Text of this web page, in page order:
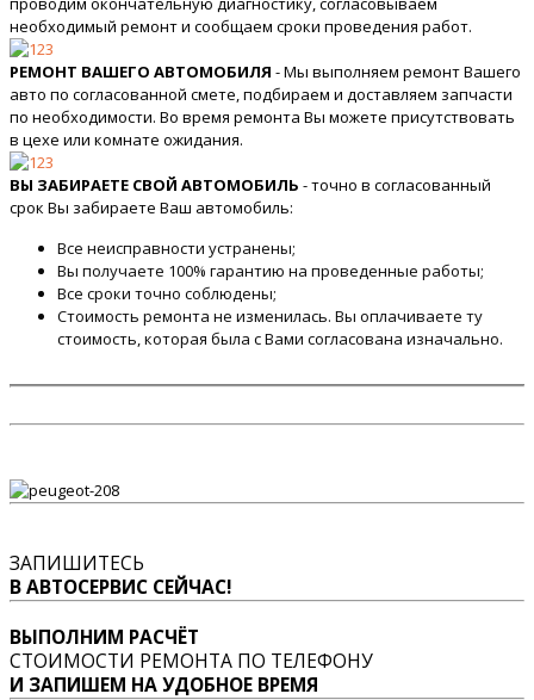
необходимый ремонт и сообщаем сроки проведения работ.
РЕМОНТ ВАШЕГО АВТОМОБИЛЯ - Мы выполняем ремонт Вашего
авто по согласованной смете, подбираем и доставляем запчасти
по необходимости. Во время ремонта Вы можете присутствовать
в цехе или комнате ожидания.
ВЫ ЗАБИРАЕТЕ СВОЙ АВТОМОБИЛЬ - точно в согласованный
срок Вы забираете Ваш автомобиль:
Все неисправности устранены;
Вы получаете 100% гарантию на проведенные работы;
Все сроки точно соблюдены;
Стоимость ремонта не изменилась. Вы оплачиваете ту
стоимость, которая была с Вами согласована изначально.
ЗАПИШИТЕСЬ
В АВТОСЕРВИС СЕЙЧАС!
ВЫПОЛНИМ РАСЧЁТ
СТОИМОСТИ РЕМОНТА ПО ТЕЛЕФОНУ
И ЗАПИШЕМ НА УДОБНОЕ ВРЕМЯ